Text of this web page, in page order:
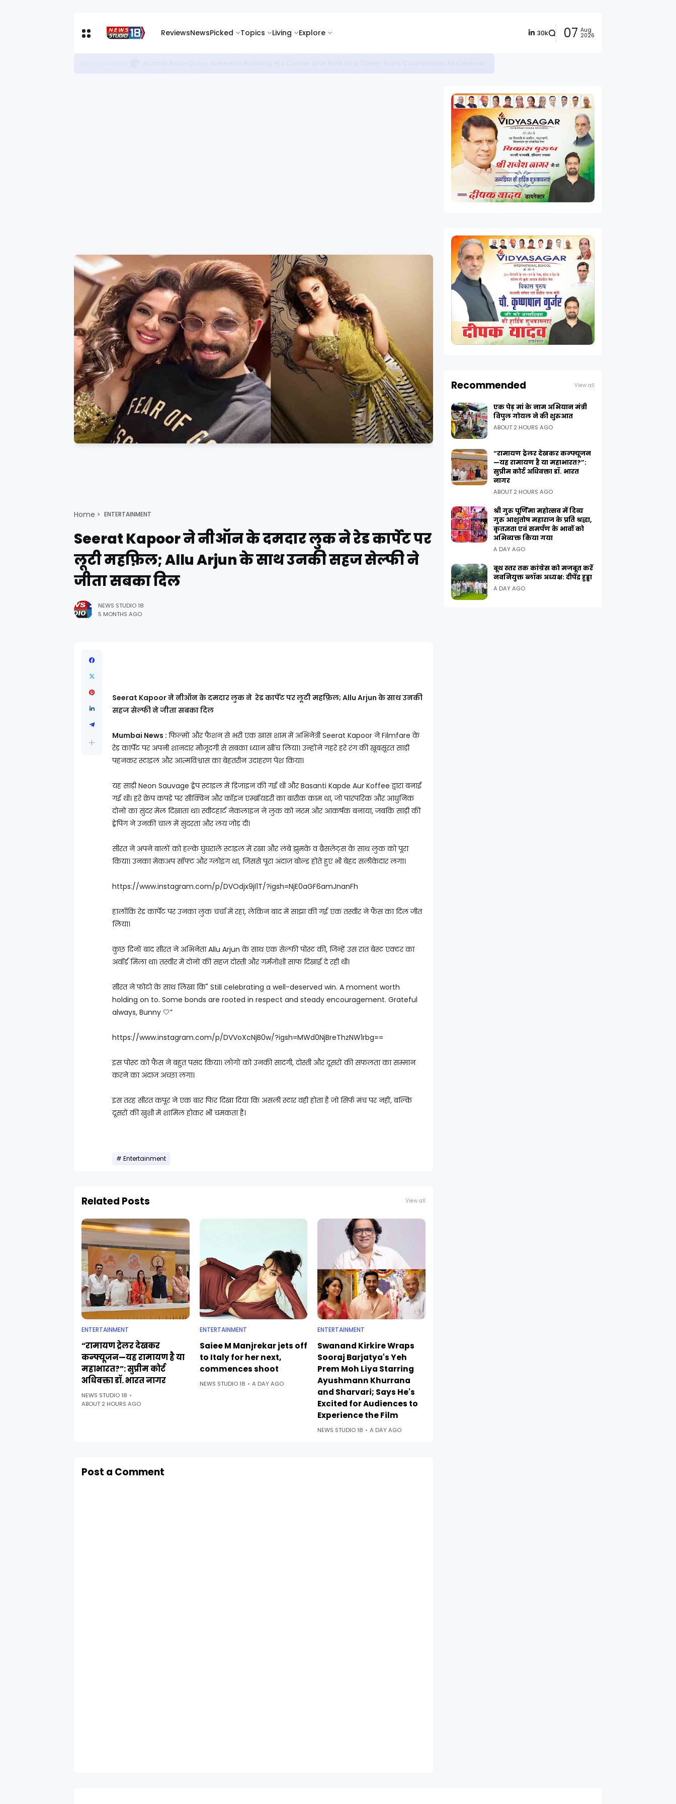
ReviewsNewsPicked Topics Living Explore 30k 07 Aug
2026
Home ENTERTAINMENT
Seerat Kapoor ने नीऑन के दमदार लुक ने रेड कार्पेट पर
लूटी महफ़िल; Allu Arjun के साथ उनकी सहज सेल्फी ने
जीता सबका दिल
NEWS STUDIO 18
5 MONTHS AGO
Seerat Kapoor ने नीऑन के दमदार लुक ने रेड कार्पेट पर लूटी महफ़िल; Allu Arjun के साथ उनकी
सहज सेल्फी ने जीता सबका दिल
Mumbai News : फिल्मों और फैशन से भरी एक खास शाम में अभिनेत्री Seerat Kapoor ने Filmfare के
रेड कार्पेट पर अपनी शानदार मौजूदगी से सबका ध्यान खींच लिया। उन्होंने गहरे हरे रंग की खूबसूरत साड़ी
पहनकर स्टाइल और आत्मविश्वास का बेहतरीन उदाहरण पेश किया।
यह साड़ी Neon Sauvage ड्रेप स्टाइल में डिजाइन की गई थी और Basanti Kapde Aur Koffee द्वारा बनाई
गई थी। हरे क्रेप कपड़े पर सीक्विन और कॉइन एम्ब्रॉयडरी का बारीक काम था, जो पारंपरिक और आधुनिक
दोनों का सुंदर मेल दिखाता था। स्वीटहार्ट नेकलाइन ने लुक को नरम और आकर्षक बनाया, जबकि साड़ी की
ड्रेपिंग ने उनकी चाल में सुंदरता और लय जोड़ दी।
सीरत ने अपने बालों को हल्के घुंघराले स्टाइल में रखा और लंबे झुमके व ब्रैसलेट्स के साथ लुक को पूरा
किया। उनका मेकअप सॉफ्ट और ग्लोइंग था, जिससे पूरा अंदाज़ बोल्ड होते हुए भी बेहद सलीकेदार लगा।
https://www.instagram.com/p/DVOdjx9jI1T/?igsh=NjE0aGF6amJnanFh
हालाँकि रेड कार्पेट पर उनका लुक चर्चा में रहा, लेकिन बाद में साझा की गई एक तस्वीर ने फैंस का दिल जीत
लिया।
कुछ दिनों बाद सीरत ने अभिनेता Allu Arjun के साथ एक सेल्फी पोस्ट की, जिन्हें उस रात बेस्ट एक्टर का
अवॉर्ड मिला था। तस्वीर में दोनों की सहज दोस्ती और गर्मजोशी साफ दिखाई दे रही थी।
सीरत ने फोटो के साथ लिखा कि" Still celebrating a well-deserved win. A moment worth
holding on to. Some bonds are rooted in respect and steady encouragement. Grateful
always, Bunny 🤍”
https://www.instagram.com/p/DVVoXcNjB0w/?igsh=MWd0NjBreThzNW1rbg==
इस पोस्ट को फैंस ने बहुत पसंद किया। लोगों को उनकी सादगी, दोस्ती और दूसरों की सफलता का सम्मान
करने का अंदाज अच्छा लगा।
इस तरह सीरत कपूर ने एक बार फिर दिखा दिया कि असली स्टार वही होता है जो सिर्फ मंच पर नहीं, बल्कि
दूसरों की खुशी में शामिल होकर भी चमकता है।
Entertainment
Related Posts View all
ENTERTAINMENT
“रामायण ट्रेलर देखकर
कन्फ्यूजन—यह रामायण है या
महाभारत?”: सुप्रीम कोर्ट
अधिवक्ता डॉ. भारत नागर
NEWS STUDIO 18
ABOUT 2 HOURS AGO
ENTERTAINMENT
Saiee M Manjrekar jets off
to Italy for her next,
commences shoot
NEWS STUDIO 18 A DAY AGO
ENTERTAINMENT
Swanand Kirkire Wraps
Sooraj Barjatya's Yeh
Prem Moh Liya Starring
Ayushmann Khurrana
and Sharvari; Says He's
Excited for Audiences to
Experience the Film
NEWS STUDIO 18 A DAY AGO
Post a Comment
Recommended View all
एक पेड़ मां के नाम अभियान मंत्री
विपुल गोयल ने की शुरुआत
ABOUT 2 HOURS AGO
“रामायण ट्रेलर देखकर कन्फ्यूजन
—यह रामायण है या महाभारत?”:
सुप्रीम कोर्ट अधिवक्ता डॉ. भारत
नागर
ABOUT 2 HOURS AGO
श्री गुरु पूर्णिमा महोत्सव में दिव्य
गुरु आशुतोष महाराज के प्रति श्रद्धा,
कृतज्ञता एवं समर्पण के भावों को
अभिव्यक्त किया गया
A DAY AGO
बूथ स्तर तक कांग्रेस को मजबूत करें
नवनियुक्त ब्लॉक अध्यक्ष: दीपेंद्र हुड्डा
A DAY AGO